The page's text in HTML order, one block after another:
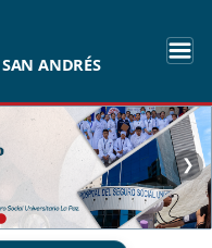
ANDRÉS
❯